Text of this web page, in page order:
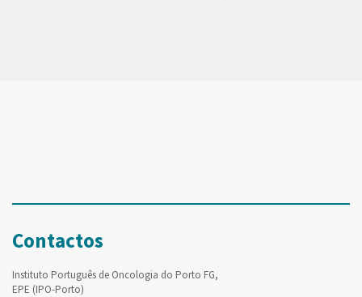
Contactos
Instituto Português de Oncologia do Porto FG,
EPE (IPO-Porto)